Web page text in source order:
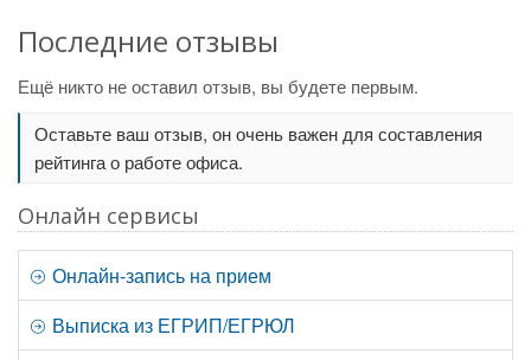
Последние отзывы
Ещё никто не оставил отзыв, вы будете первым.
Оставьте ваш отзыв, он очень важен для составления
рейтинга о работе офиса.
Онлайн сервисы
Онлайн-запись на прием
Выписка из ЕГРИП/ЕГРЮЛ